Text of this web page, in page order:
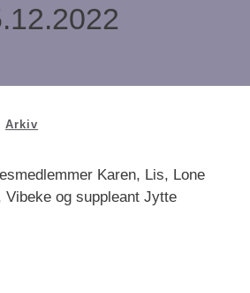
Arkiv
Karen, Lis, Lone
og suppleant Jytte